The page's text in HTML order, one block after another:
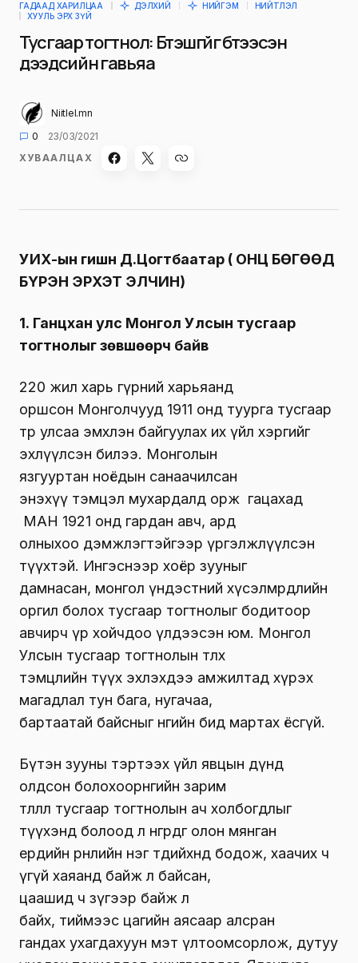
ГАДААД ХАРИЛЦАА ДЭЛХИЙ НИЙГЭМ
НИЙТЛЭЛ
ХУУЛЬ ЭРХ ЗҮЙ
Тусгаар тогтнол: Бүтэшгүйг бүтээсэн
дээдсийн гавьяа
Niitlel.mn
0
23/03/2021
ХУВААЛЦАХ
УИХ-ын гишүүн Д.Цогтбаатар ( ОНЦ БӨГӨӨД
БҮРЭН ЭРХЭТ ЭЛЧИН)
1. Ганцхан улс Монгол Улсын тусгаар
тогтнолыг зөвшөөрч байв
220 жил харь гүрний харьяанд
оршсон Монголчууд 1911 онд туурга тусгаар
төр улсаа эмхлэн байгуулах их үйл хэргийг
эхлүүлсэн билээ. Монголын
язгууртан ноёдын санаачилсан
энэхүү тэмцэл мухардалд орж гацахад
МАН 1921 онд гардан авч, ард
олныхоо дэмжлэгтэйгээр үргэлжлүүлсэн
түүхтэй. Ингэснээр хоёр зууныг
дамнасан, монгол үндэстний хүсэлмөрөөдлийн
оргил болох тусгаар тогтнолыг бодитоор
авчирч үр хойчдоо үлдээсэн юм. Монгол
Улсын тусгаар тогтнолын төлөөх
тэмцлийн түүх эхлэхдээ амжилтад хүрэх
магадлал тун бага, нугачаа,
бартаатай байсныг өнөөгийн бид мартах ёсгүй.
Бүтэн зууны тэртээх үйл явцын дүнд
олдсон болохоорөнөөгийн зарим
төлөөлөл тусгаар тогтнолын ач холбогдлыг
түүхэнд болоод л өнгөрдөг олон мянган
ердийн өрнөлийн нэг төдийхөнд бодож, хаачих ч
үгүй хаяанд байж л байсан,
цаашид ч зүгээр байж л
байх, тиймээс цагийн аясаар алсран
гандах ухагдахуун мэт үлтоомсорлож, дутуу